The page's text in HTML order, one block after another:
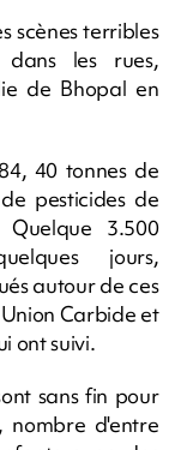
scènes terribles
dans les rues,
de Bhopal en
40 tonnes de
pesticides de
3.500
jours,
autour de ces
Carbide et
ont suivi.
sans fin pour
nombre d'entre